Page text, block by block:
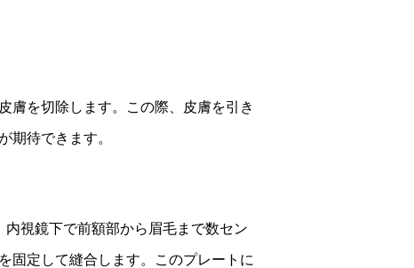
膚を切除します。この際、皮膚を引き
期待できます。
視鏡下で前額部から眉毛まで数セン
固定して縫合します。このプレートに